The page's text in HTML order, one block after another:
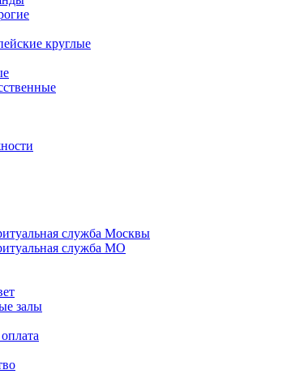
круглые
служба Москвы
служба МО
залы